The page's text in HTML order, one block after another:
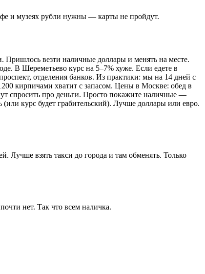
и музеях рубли нужны — карты не пройдут.
везти наличные доллары и менять на месте.
В Шереметьево курс на 5–7% хуже. Если едете в
отделения банков. Из практики: мы на 14 дней с
кирпичами хватит с запасом. Цены в Москве: обед в
спросить про деньги. Просто покажите наличные —
курс будет грабительский). Лучше доллары или евро.
Лучше взять такси до города и там обменять. Только
нет. Так что всем наличка.